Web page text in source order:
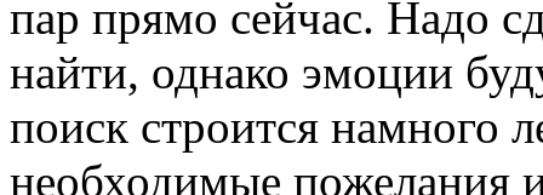
пар прямо сейчас. Надо
найти, однако эмоции
поиск строится намного
необходимые пожелания